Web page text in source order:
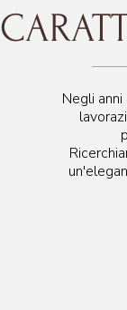
Negli